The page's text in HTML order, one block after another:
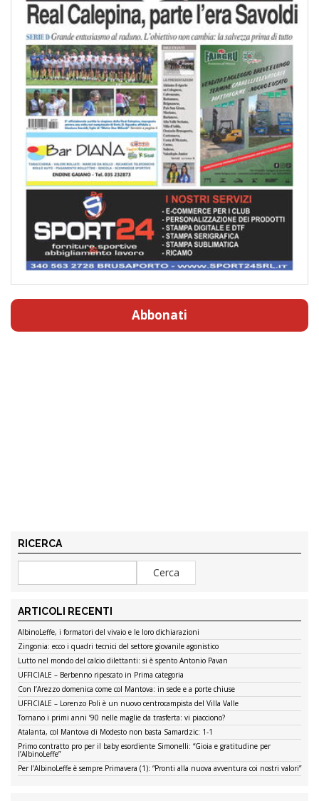
Abbonati
RICERCA
ARTICOLI RECENTI
AlbinoLeffe, i formatori del vivaio e le loro dichiarazioni
Zingonia: ecco i quadri tecnici del settore giovanile agonistico
Lutto nel mondo del calcio dilettanti: si è spento Antonio Pavan
UFFICIALE – Berbenno ripescato in Prima categoria
Con l’Arezzo domenica come col Mantova: in sede e a porte chiuse
UFFICIALE – Lorenzo Poli è un nuovo centrocampista del Villa Valle
Tornano i primi anni ’90 nelle maglie da trasferta: vi piacciono?
Atalanta, col Mantova di Modesto non basta Samardzic: 1-1
Primo contratto pro per il baby esordiente Simonelli: “Gioia e gratitudine per
l’AlbinoLeffe”
Per l’AlbinoLeffe è sempre Primavera (1): “Pronti alla nuova avventura coi nostri valori”